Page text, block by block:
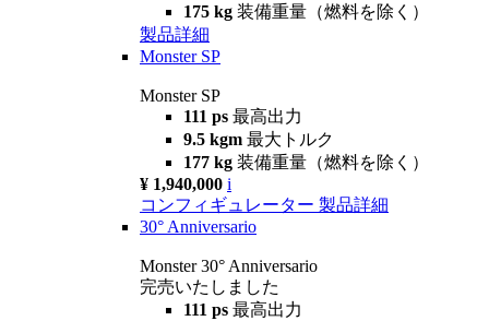
175 kg 装備重量（燃料を除く）
製品詳細
Monster SP
Monster SP
111 ps 最高出力
9.5 kgm 最大トルク
177 kg 装備重量（燃料を除く）
¥ 1,940,000 i
コンフィギュレーター 製品詳細
30° Anniversario
Monster 30° Anniversario
完売いたしました
111 ps 最高出力